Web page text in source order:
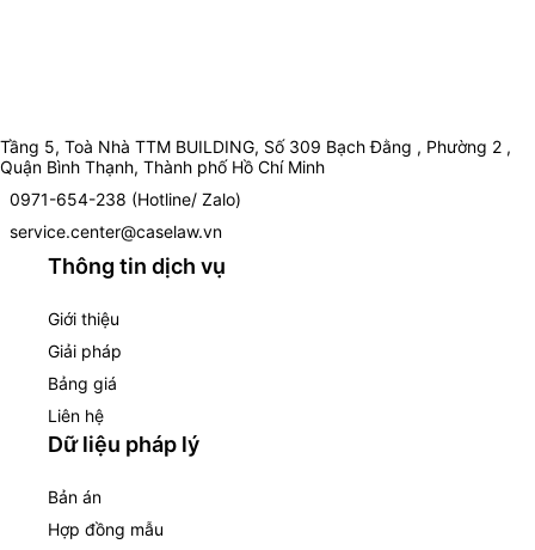
Tầng 5, Toà Nhà TTM BUILDING, Số 309 Bạch Đằng , Phường 2 ,
Quận Bình Thạnh, Thành phố Hồ Chí Minh
0971-654-238 (Hotline/ Zalo)
service.center@caselaw.vn
Thông tin dịch vụ
Giới thiệu
Giải pháp
Bảng giá
Liên hệ
Dữ liệu pháp lý
Bản án
Hợp đồng mẫu